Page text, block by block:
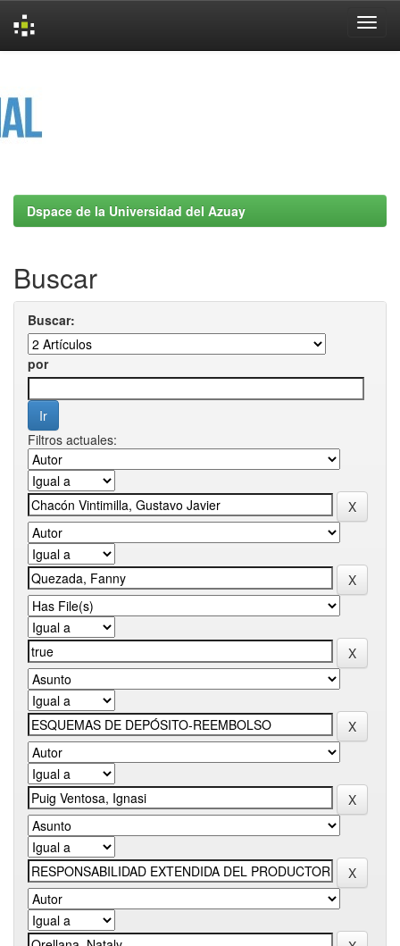
Dspace de la Universidad del Azuay
Buscar
Buscar:
por
Filtros actuales: